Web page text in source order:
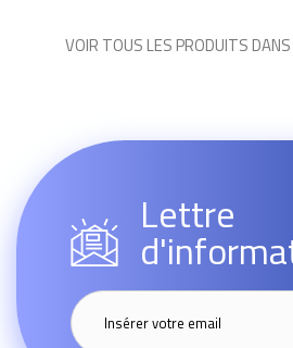
VOIR TOUS LES PRODUITS
Lettre